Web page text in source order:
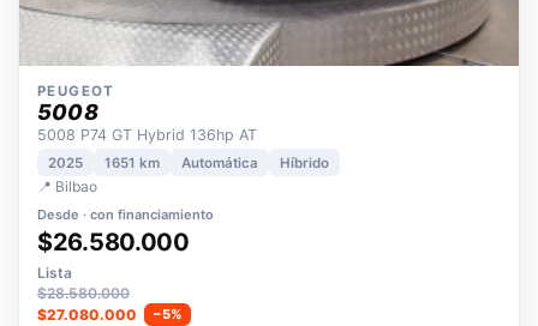
PEUGEOT
5008
5008 P74 GT Hybrid 136hp AT
2025
📍 Bilbao
Desde · con financiamiento
$26.580.000
Lista
$28.580.000